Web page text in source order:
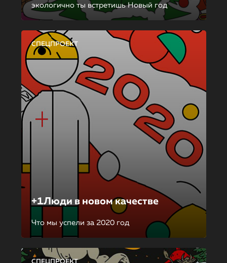
экологично ты встретишь Новый год
СПЕЦПРОЕКТ
+1Люди в новом качестве
Что мы успели за 2020 год